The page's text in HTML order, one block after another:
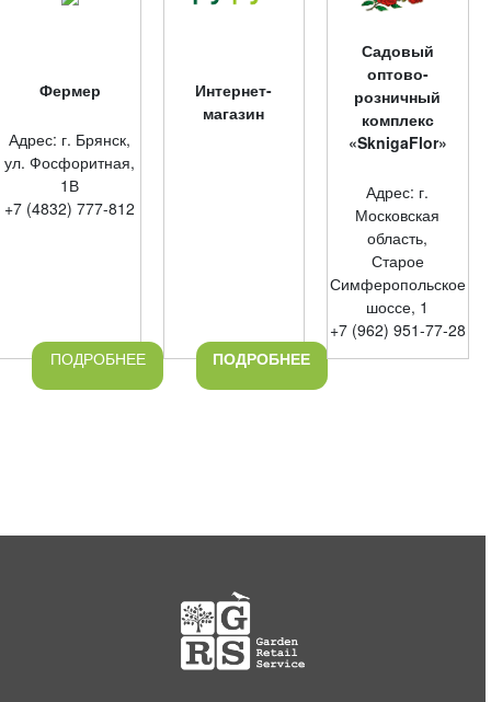
Фермер
Адрес: г. Брянск,
ул. Фосфоритная,
1В
+7 (4832) 777-812
ПОДРОБНЕЕ
Интернет-
магазин
ПОДРОБНЕЕ
Садовый
оптово-
розничный
комплекс
«SknigaFlor»
Адрес: г.
Московская
область,
Старое
Симферопольское
шоссе, 1
+7 (962) 951-77-28